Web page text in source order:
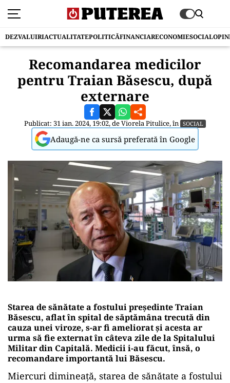
DEZVALUIRIACTUALITATEPOLITICĂFINANCIARECONOMIESOCIAL
Recomandarea medicilor
pentru Traian Băsescu, după
externare
Publicat: 31 ian. 2024, 19:02, deViorela Pitulice, în SOCIAL
Adaugă-ne ca sursă preferată în Google
Starea de sănătate a fostului președinte Traian
Băsescu, aflat în spital de săptămâna trecută din
cauza unei viroze, s-ar fi ameliorat și acesta ar
urma să fie externat în câteva zile de la Spitalului
Militar din Capitală. Medicii i-au făcut, însă, o
recomandare importantă lui Băsescu.
Miercuri dimineață, starea de sănătate a fostului